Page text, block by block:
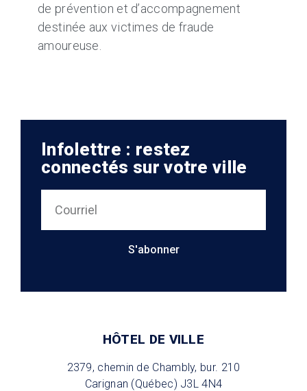
de prévention et d’accompagnement
destinée aux victimes de fraude
amoureuse.
Infolettre : restez
connectés sur votre ville
S'abonner
HÔTEL DE VILLE
2379, chemin de Chambly, bur. 210
Carignan (Québec) J3L 4N4